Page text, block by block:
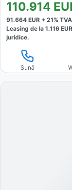
110.914
91.664 EUR + 21%
Leasing de la 1.116
juridice.
Sună